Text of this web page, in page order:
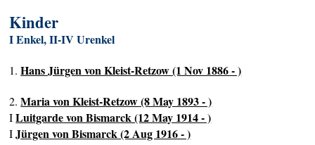
Kinder
I Enkel, II-IV Urenkel
1.Hans Jürgen von Kleist-Retzow (1 Nov 1886 - )
2.Maria von Kleist-Retzow (8 May 1893 - )
ILuitgarde von Bismarck (12 May 1914 - )
IJürgen von Bismarck (2 Aug 1916 - )